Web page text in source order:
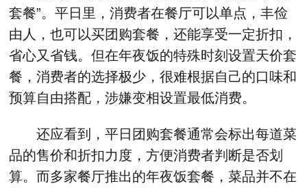
套餐”。平日里，消费者在餐厅可以单点，丰俭
由人，也可以买团购套餐，还能享受一定折扣，
省心又省钱。但在年夜饭的特殊时刻设置天价套
餐，消费者的选择极少，很难根据自己的口味和
预算自由搭配，涉嫌变相设置最低消费。
还应看到，平日团购套餐通常会标出每道菜
品的售价和折扣力度，方便消费者判断是否划
算。而多家餐厅推出的年夜饭套餐，菜品并不在